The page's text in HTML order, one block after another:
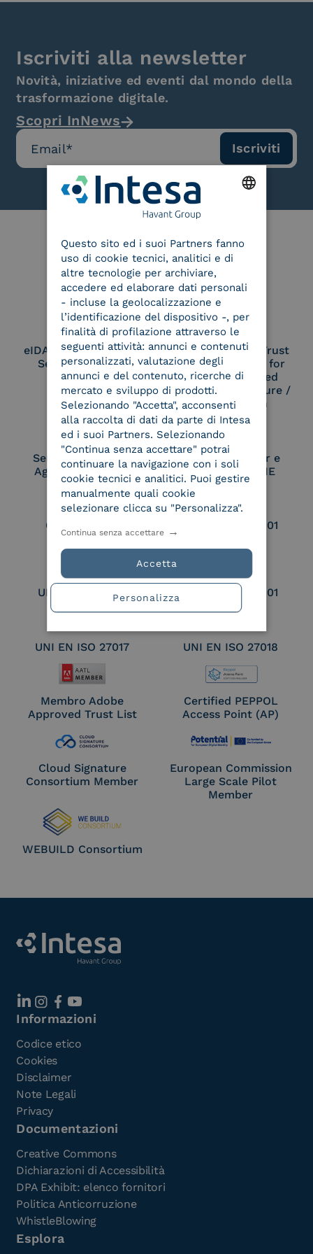
Iscriviti alla newsletter
Novità, iniziative ed eventi dal mondo della
trasformazione digitale.
Scopri InNews
Le nostre certificazioni
eIDAS Qualified Trust
Service Provider
eIDAS Qualified Trust
Service Provider for
Remote Qualified
Electronic Signature /
Seal Creation
Service Provider e
Aggregatore SPID
Service Provider e
Aggregatore CIE
Conservatore
qualificato
UNI EN ISO 37001
UNI EN ISO 9001 UNI EN ISO 27001
UNI EN ISO 27017 UNI EN ISO 27018
Membro Adobe
Approved Trust List
Certified PEPPOL
Access Point (AP)
Cloud Signature
Consortium Member
European Commission
Large Scale Pilot
Member
WEBUILD Consortium
Informazioni
Codice etico
Cookies
Disclaimer
Note Legali
Privacy
Documentazioni
Creative Commons
Dichiarazioni di Accessibilità
DPA Exhibit: elenco fornitori
Politica Anticorruzione
WhistleBlowing
Esplora
ITALIAN
Questo sito ed i suoi Partners fanno
uso di cookie tecnici, analitici e di
altre tecnologie per archiviare,
accedere ed elaborare dati personali
- incluse la geolocalizzazione e
l’identificazione del dispositivo -, per
finalità di profilazione attraverso le
seguenti attività: annunci e contenuti
personalizzati, valutazione degli
annunci e del contenuto, ricerche di
mercato e sviluppo di prodotti.
Selezionando "Accetta", acconsenti
alla raccolta di dati da parte di Intesa
ed i suoi Partners. Selezionando
"Continua senza accettare" potrai
continuare la navigazione con i soli
cookie tecnici e analitici. Puoi gestire
manualmente quali cookie
selezionare clicca su "Personalizza".
Accetta
Continua senza accettare
Personalizza